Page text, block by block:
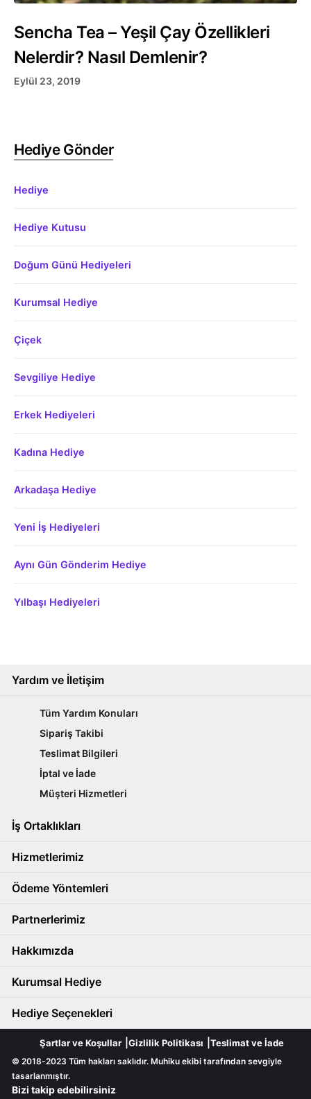
Sencha Tea – Yeşil Çay Özellikleri
Nelerdir? Nasıl Demlenir?
Eylül 23, 2019
Hediye Gönder
Hediye
Hediye Kutusu
Doğum Günü Hediyeleri
Kurumsal Hediye
Çiçek
Sevgiliye Hediye
Erkek Hediyeleri
Kadına Hediye
Arkadaşa Hediye
Yeni İş Hediyeleri
Aynı Gün Gönderim Hediye
Yılbaşı Hediyeleri
Yardım ve İletişim
Tüm Yardım Konuları
Sipariş Takibi
Teslimat Bilgileri
İptal ve İade
Müşteri Hizmetleri
İş Ortaklıkları
Hizmetlerimiz
Ödeme Yöntemleri
Partnerlerimiz
Hakkımızda
Kurumsal Hediye
Hediye Seçenekleri
Şartlar ve Koşullar Gizlilik Politikası Teslimat ve İade
© 2018-2023 Tüm hakları saklıdır. Muhiku ekibi tarafından sevgiyle
tasarlanmıştır.
Bizi takip edebilirsiniz